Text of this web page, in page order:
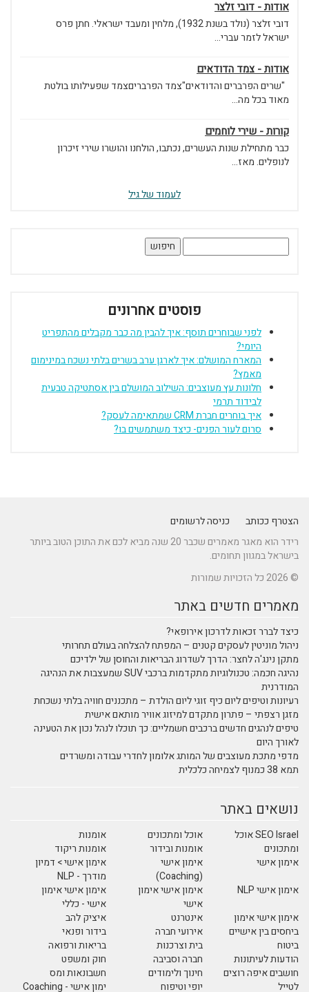
אודות - דובי זלצר
דובי זלצר (נולד בשנת 1932), מלחין ומעבד ישראלי. חתן פרס
ישראל לזמר עברי...
אודות - צמד הדודאים
"שרים הפרברים והדודאים"צמד הפרבריםצמד שפעילותו בולטת
מאוד בכל מה...
קורות - שירי לוחמים
כבר מתחילת שנות העשרים, נכתבו, הולחנו והושרו שירי זיכרון
לנופלים. מאז...
לעמוד של גיל
פוסטים אחרונים
לפני שבוחרים תוסף: איך להבין מה כבר מקבלים מהתפריט
היומי?
המארח המושלם: איך לארגן ערב בשרים בלתי נשכח במינימום
מאמץ?
חלונות עץ מעוצבים: השילוב המושלם בין אסתטיקה טבעית
לבידוד תרמי
איך בוחרים חברת CRM שמתאימה לעסק?
סרום לעור הפנים- כיצד משתמשים בו?
הצטרף ככותב
כניסה לרשומים
רידר הוא מאגר מאמרים שכבר 20 שנה מביא לכם את התוכן הטוב ביותר
בישראל במגוון תחומים.
© 2026 כל הזכויות שמורות
מאמרים חדשים באתר
כיצד לברר זכאות לדרכון אירופאי?
ניהול מוניטין לעסקים קטנים – המפתח להצלחה בעולם תחרותי
מתקן נינג'ה לחצר: הדרך לשדרוג הבריאות והחוסן של ילדיכם
נהיגה חכמה: טכנולוגיות מתקדמות ברכבי SUV שמעצבות את הנהיגה
המודרנית
רעיונות וטיפים ליום כיף זוגי ליום הולדת – מתכננים חוויה בלתי נשכחת
מזגן רצפתי – פתרון מתקדם למיזוג אוויר מותאם אישית
טיפים לנהגים חדשים ברכבים חשמליים: כך תוכלו לנהל נכון את הטעינה
לאורך היום
מדפי מתכת מעוצבים של המותג אלומון לחדרי עבודה ומשרדים
תמא 38 כמנוף לצמיחה כלכלית
נושאים באתר
SEO Israel אוכל
ומתכונים
אוכל ומתכונים
אומנות
אומנות ובידור
אומנות ריקוד
אימון אישי
אימון אישי
(Coaching)
אימון אישי > דמיון
מודרך - NLP
אימון אישי NLP
אימון אישי אימון
אישי
אימון אישי אימון
אישי - כללי
אימון אישי אימון
ביחסים בין אישיים
אינטרנט
איציק להב
אירועי חברה
בידור ופנאי
ביטוח
בית וצרכנות
בריאות ורפואה
הודעות לעיתונות
חברה וסביבה
חוק ומשפט
חושבים איפה רוצים
לטייל
חינוך ולימודים
חשבונאות ומס
יופי וטיפוח
ימון אישי - Coaching